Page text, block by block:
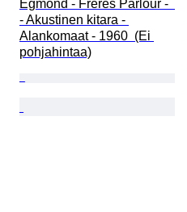
Egmond - Frères Parlour -
- Akustinen kitara -
Alankomaat - 1960  (Ei
pohjahintaa)